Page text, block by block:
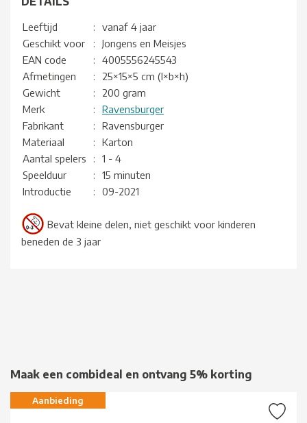
Leeftijd :
vanaf 4 jaar
Geschikt voor
:
Jongens en Meisjes
EAN code
:
4005556245543
Afmetingen
:
25×15×5 cm (l×b×h)
Gewicht
:
200 gram
Merk
:
Ravensburger
Fabrikant
:
Ravensburger
Materiaal
:
Karton
Aantal spelers
:
1 - 4
Speelduur
:
15 minuten
Introductie
: 09-2021
Bevat kleine delen, niet geschikt voor kinderen
beneden de 3 jaar
Maak een combideal en ontvang 5% korting
Aanbieding